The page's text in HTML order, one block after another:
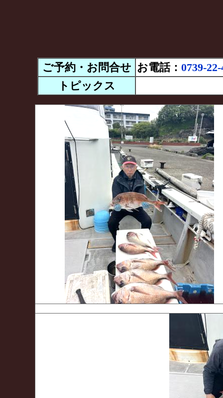
ご予約・お問合せ お電話： 0739-
トピックス